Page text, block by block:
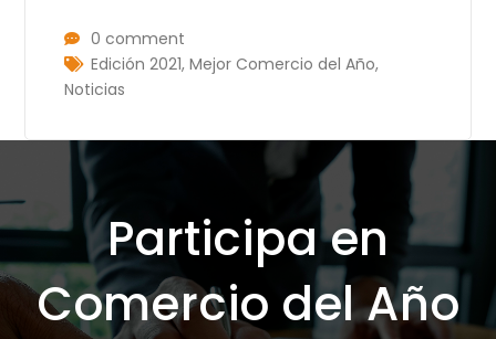
0 comment
Edición 2021,Mejor Comercio del Año,
Noticias
Participa en
Comercio del Año